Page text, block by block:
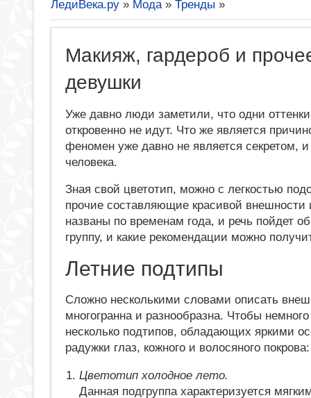
ЛедиВека.ру » Мода» Тренды »
Макияж, гардероб и
девушки
Уже давно люди заметили, что одни
откровенно не идут. Что же является
феномен уже давно не является секретом,
человека.
Зная свой цветотип, можно с легкостью
прочие составляющие красивой
названы по временам года, и речь пойдет
группу, и какие рекомендации можно
Летние подтипы
Сложно несколькими словами описать
многогранна и разнообразна. Чтобы
несколько подтипов, обладающих яркими
радужки глаз, кожного и волосяного покрова:
Цветотип холодное лето.
Данная подгруппа характеризуется